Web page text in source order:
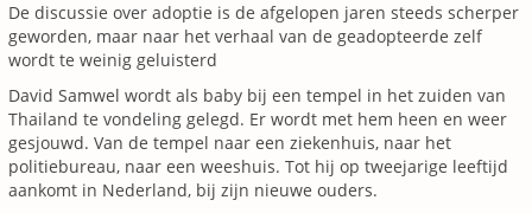
De discussie over adoptie is de afgelopen jaren steeds scherper
geworden, maar naar het verhaal van de geadopteerde zelf
wordt te weinig geluisterd
David Samwel wordt als baby bij een tempel in het zuiden van
Thailand te vondeling gelegd. Er wordt met hem heen en weer
gesjouwd. Van de tempel naar een ziekenhuis, naar het
politiebureau, naar een weeshuis. Tot hij op tweejarige leeftijd
aankomt in Nederland, bij zijn nieuwe ouders.